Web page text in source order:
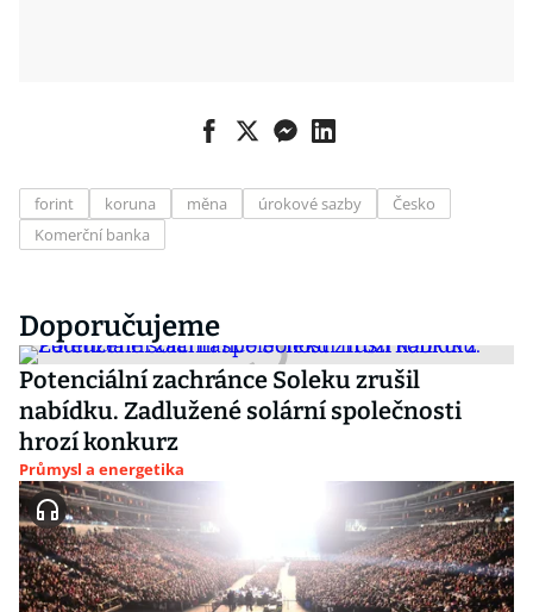
forint koruna měna úrokové sazby
Česko
Komerční banka
Doporučujeme
Potenciální zachránce Soleku zrušil
nabídku. Zadlužené solární společnosti
hrozí konkurz
Průmysl a energetika